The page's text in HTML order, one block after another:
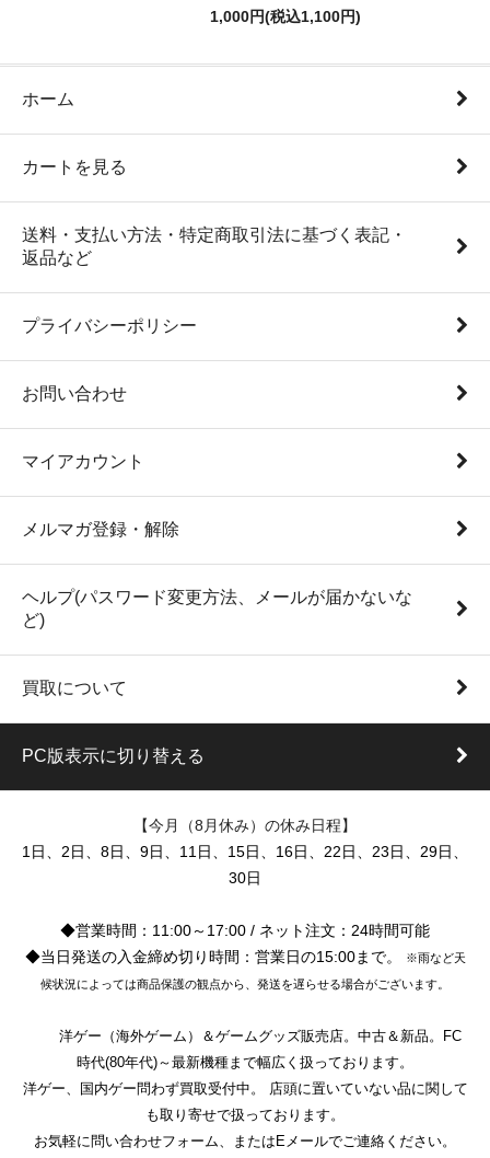
1,000円(税込1,100円)
ホーム
カートを見る
送料・支払い方法・特定商取引法に基づく表記・
返品など
プライバシーポリシー
お問い合わせ
マイアカウント
メルマガ登録・解除
ヘルプ(パスワード変更方法、メールが届かないな
ど)
買取について
PC版表示に切り替える
【今月（8月休み）の休み日程】
1日、2日、8日、9日、11日、15日、16日、22日、23日、29日、
30日
◆営業時間：11:00～17:00 / ネット注文：24時間可能
◆当日発送の入金締め切り時間：営業日の15:00まで。
※雨など天
候状況によっては商品保護の観点から、発送を遅らせる場合がございます。
洋ゲー（海外ゲーム）＆ゲームグッズ販売店。中古＆新品。FC
時代(80年代)～最新機種まで幅広く扱っております。
洋ゲー、国内ゲー問わず買取受付中。 店頭に置いていない品に関して
も取り寄せで扱っております。
お気軽に問い合わせフォーム、またはEメールでご連絡ください。